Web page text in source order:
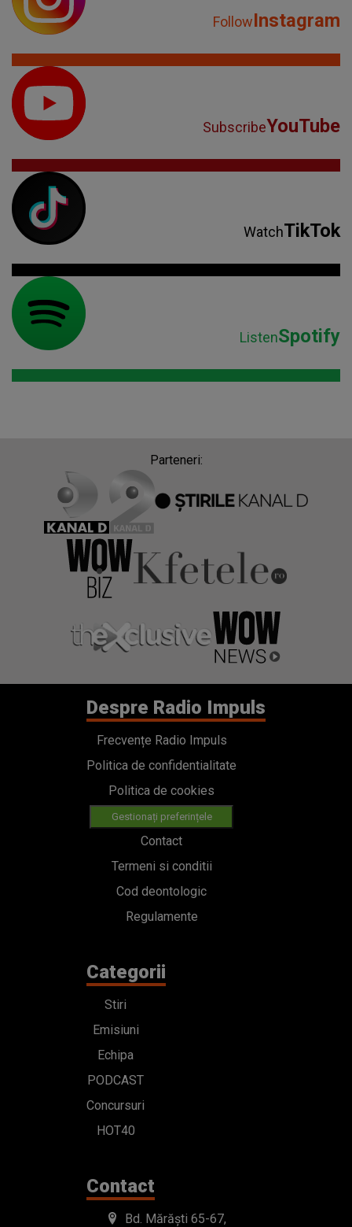
FollowInstagram
SubscribeYouTube
WatchTikTok
ListenSpotify
Parteneri:
Despre Radio Impuls
Frecvențe Radio Impuls
Politica de confidentialitate
Politica de cookies
Gestionați preferințele
Contact
Termeni si conditii
Cod deontologic
Regulamente
Categorii
Stiri
Emisiuni
Echipa
PODCAST
Concursuri
HOT40
Contact
Bd. Mărăști 65-67,